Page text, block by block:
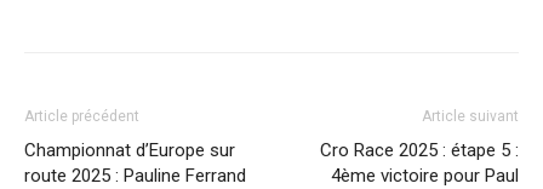
Article précédent
Championnat d’Europe sur
route 2025 : Pauline Ferrand
Article suivant
Cro Race 2025 : étape 5 :
4ème victoire pour Paul